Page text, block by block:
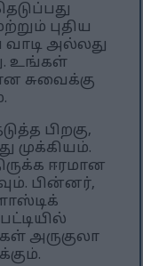
புதிய
அல்லது
உங்கள்
சுவைக்கு
பிறகு,
முக்கியம்.
ஈரமான
பின்னர்,
அருகுலா